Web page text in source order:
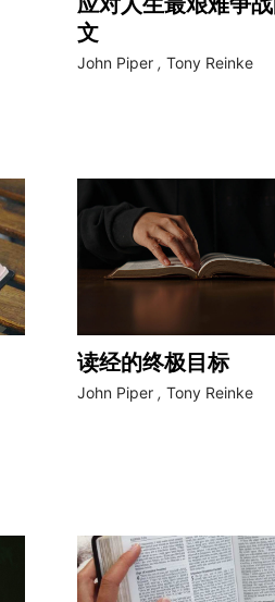
文
John Piper , Tony Reinke
读经的终极目标
John Piper , Tony Reinke